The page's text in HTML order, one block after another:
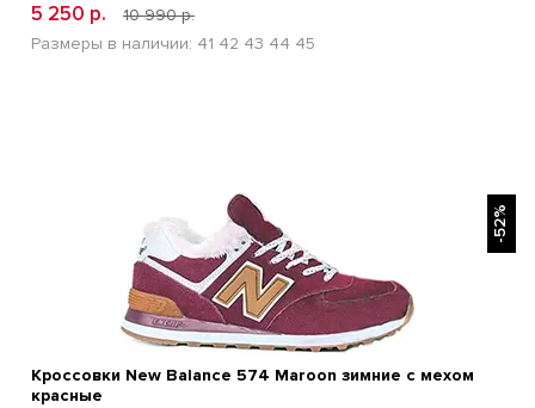
5 250 р.
10 990 р.
Размеры в наличии: 41 42 43 44 45
БЫСТРЫЙ ПРОСМОТР
-52%
Кроссовки New Balance 574 Maroon зимние с мехом
красные